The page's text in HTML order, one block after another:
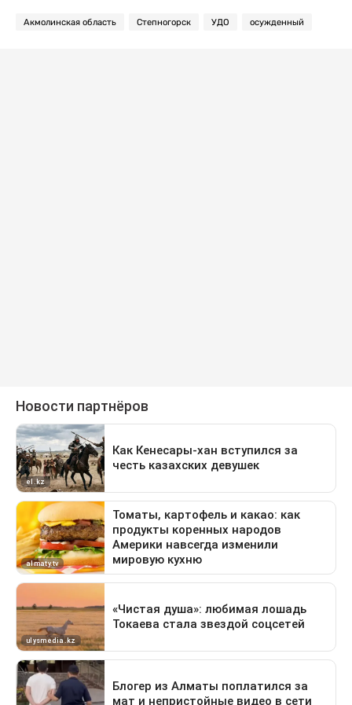
Акмолинская область Степногорск УДО осужденный